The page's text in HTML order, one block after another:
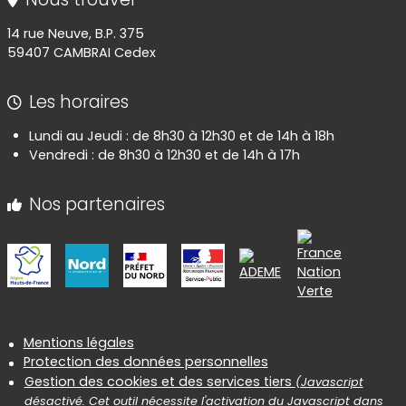
14 rue Neuve, B.P. 375
59407 CAMBRAI Cedex
Les horaires
Lundi au Jeudi : de 8h30 à 12h30 et de 14h à 18h
Vendredi : de 8h30 à 12h30 et de 14h à 17h
Nos partenaires
Informations réglementaires
Mentions légales
Protection des données personnelles
Gestion des cookies et des services tiers (Javascript
désactivé. Cet outil nécessite l'activation du Javascript dans